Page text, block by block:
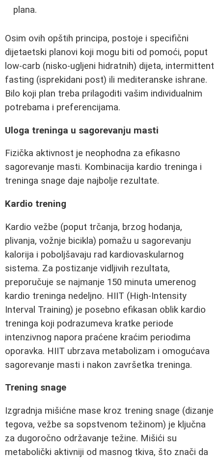
plana.
Osim ovih opštih principa, postoje i specifični
dijetaetski planovi koji mogu biti od pomoći, poput
low-carb (nisko-ugljeni hidratnih) dijeta, intermittent
fasting (isprekidani post) ili mediteranske ishrane.
Bilo koji plan treba prilagoditi vašim individualnim
potrebama i preferencijama.
Uloga treninga u sagorevanju masti
Fizička aktivnost je neophodna za efikasno
sagorevanje masti. Kombinacija kardio treninga i
treninga snage daje najbolje rezultate.
Kardio trening
Kardio vežbe (poput trčanja, brzog hodanja,
plivanja, vožnje bicikla) pomažu u sagorevanju
kalorija i poboljšavaju rad kardiovaskularnog
sistema. Za postizanje vidljivih rezultata,
preporučuje se najmanje 150 minuta umerenog
kardio treninga nedeljno. HIIT (High-Intensity
Interval Training) je posebno efikasan oblik kardio
treninga koji podrazumeva kratke periode
intenzivnog napora praćene kraćim periodima
oporavka. HIIT ubrzava metabolizam i omogućava
sagorevanje masti i nakon završetka treninga.
Trening snage
Izgradnja mišićne mase kroz trening snage (dizanje
tegova, vežbe sa sopstvenom težinom) je ključna
za dugoročno održavanje težine. Mišići su
metabolički aktivniji od masnog tkiva, što znači da